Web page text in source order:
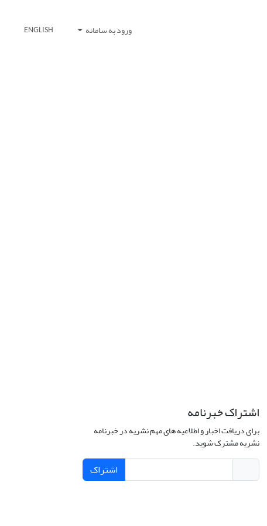
ورود به سامانه ENGLISH
اشتراک خبرنامه
برای دریافت اخبار و اطلاعیه های مهم نشریه در خبرنامه
نشریه مشترک شوید.
اشتراک